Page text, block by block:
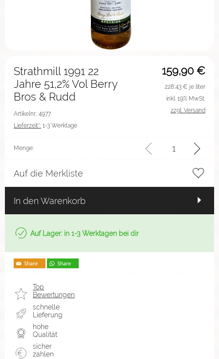
159,90 €
Strathmill 1991 22
Jahre 51,2% Vol Berry
Bros & Rudd
Artikelnr.: 4977
Lieferzeit*: 1-3 Werktage
228,43 € je liter
inkl. 19% MwSt.
zzgl. Versand
Menge:
Auf die Merkliste
In den Warenkorb
Auf Lager: in 1-3 Werktagen bei dir
Top
Bewertungen
schnelle
Lieferung
hohe
Qualität
sicher
zahlen